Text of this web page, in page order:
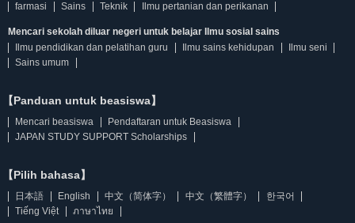
farmasi
Sains Teknik Ilmu pertanian dan perikanan
Mencari sekolah diluar negeri untuk belajar Ilmu sosial sains
Ilmu pendidikan dan pelatihan guru
Ilmu sains kehidupan
Ilmu seni
Sains umum
【Panduan untuk beasiswa】
Mencari beasiswa
Pendaftaran untuk Beasiswa
JAPAN STUDY SUPPORT Scholarships
【Pilih bahasa】
日本語 English 中文（简体字） 中文（繁體字）
한국어
Tiếng Việt
ภาษาไทย